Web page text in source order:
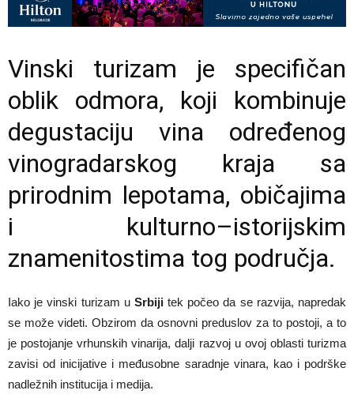
Vinski turizam je specifičan
oblik odmora, koji kombinuje
degustaciju vina određenog
vinogradarskog kraja sa
prirodnim lepotama, običajima
i kulturno–istorijskim
znamenitostima tog područja.
Iako je vinski turizam u Srbijitek počeo da se razvija, napredak
se može videti. Obzirom da osnovni preduslov za to postoji, a to
je postojanje vrhunskih vinarija, dalji razvoj u ovoj oblasti turizma
zavisi od inicijative i međusobne saradnje vinara, kao i podrške
nadležnih institucija i medija.